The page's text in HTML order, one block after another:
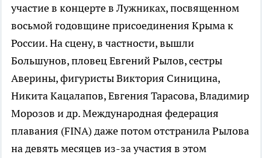
участие в концерте в Лужниках, посвященном
восьмой годовщине присоединения Крыма к
России. На сцену, в частности, вышли
Большунов, пловец Евгений Рылов, сестры
Аверины, фигуристы Виктория Синицина,
Никита Кацалапов, Евгения Тарасова, Владимир
Морозов и др. Международная федерация
плавания (FINA) даже потом отстранила Рылова
на девять месяцев из-за участия в этом